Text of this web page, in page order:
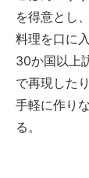
を得意とし、
料理を口に
30か国以上
で再現した
手軽に作り
る。